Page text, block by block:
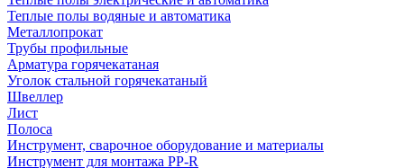
Теплые полы водяные и автоматика
Металлопрокат
Трубы профильные
Арматура горячекатаная
Уголок стальной горячекатаный
Швеллер
Лист
Полоса
Инструмент, сварочное оборудование и материалы
Инструмент для монтажа PP-R